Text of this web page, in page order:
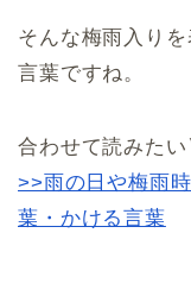
そんな梅雨入り
言葉ですね。
合わせて読みた
>>雨の日や梅雨
葉・かける言葉